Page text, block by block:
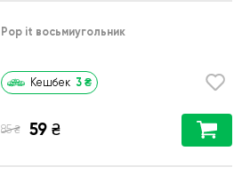
Pop it восьмиугольник
Кешбек 3 ₴
85 ₴ 59 ₴